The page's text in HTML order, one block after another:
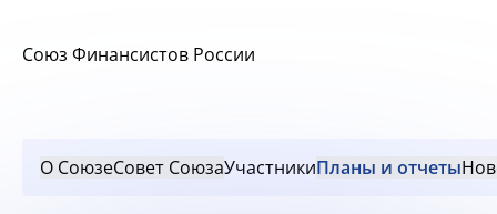
Союз Финансистов России
О СоюзеСовет СоюзаУчастникиПланы и отчеты